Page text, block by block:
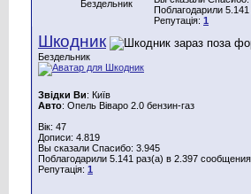
Бездельник
Поблагодарили
Репутація: 1
Шкодник
Бездельник
Звідки Ви: Київ
Авто: Опель Віваро 2.0 бензин-газ
Вік: 47
Дописи: 4.819
Вы сказали Спасибо: 3.945
Поблагодарили 5.141 раз(а) в 2.397
Репутація: 1